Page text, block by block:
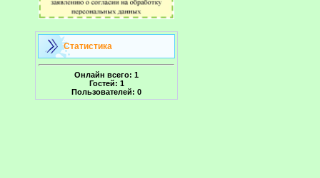
Статистика
Онлайн всего: 1
Гостей: 1
Пользователей: 0